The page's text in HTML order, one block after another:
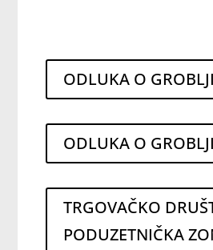
ODLUKA O
ODLUKA O
TRGOVAČKO
PODUZETNIČKA